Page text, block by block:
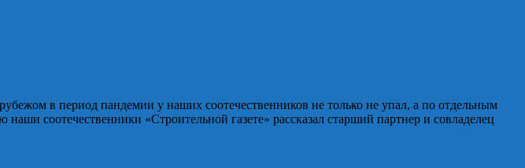
в период пандемии у наших соотечественников не только не упал, а по отдельным
соотечественники «Строительной газете» рассказал старший партнер и совладелец